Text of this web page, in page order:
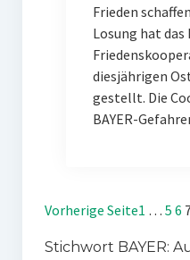
Frieden
Losung hat
diesjährigen
gestellt. Die
BAYER-
Vorherige Seite1 … 5 6
Stichwort BAYER: